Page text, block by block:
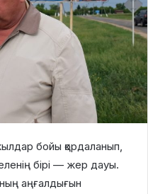
бойы қордаланып,
бірі — жер дауы.
аңғалдығын